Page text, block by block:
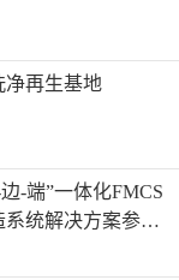
净再生基地
-端”一体化FMCS
统解决方案参考